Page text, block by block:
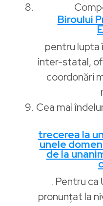
Biroului
pentru lupta
inter-statal,
coordonări
Cea mai
trecerea la
unele
de la
. Pentru ca
pronunțat la